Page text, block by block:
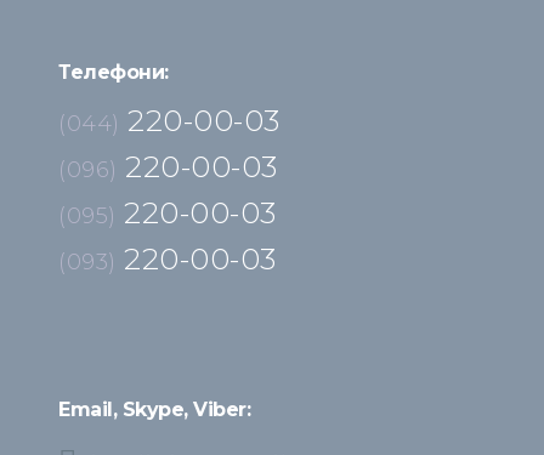
Телефони:
(044) 220-00-03
(096) 220-00-03
(095) 220-00-03
(093) 220-00-03
Email, Skype, Viber: